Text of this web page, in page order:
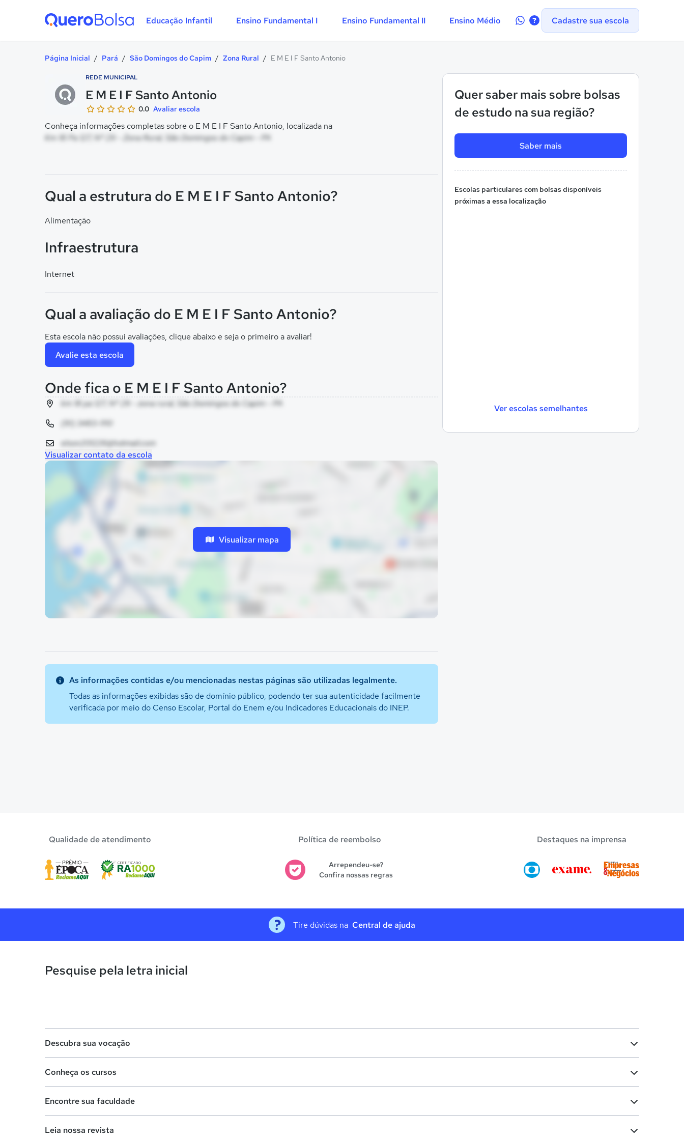
Educação Infantil Ensino Fundamental I Ensino Fundamental II Ensino Médio
Contate-Cadastre sua escola
Página Inicial / Pará / São Domingos do Capim / Zona Rural / E M E I F Santo Antonio
REDE MUNICIPAL
E M E I F Santo Antonio
0.0 Avaliar escola
Conheça informações completas sobre o E M E I F Santo Antonio, localizada na
Km 18 Pa 127, Nº 29 - Zona Rural, São Domingos do Capim - PA
Quer saber mais sobre bolsas
de estudo na sua região?
Saber mais
Escolas particulares com bolsas disponíveis
próximas a essa localização
Ver escolas semelhantes
Qual a estrutura do E M E I F Santo Antonio?
Alimentação
Infraestrutura
Internet
Qual a avaliação do E M E I F Santo Antonio?
Esta escola não possui avaliações, clique abaixo e seja o primeiro a avaliar!
Avalie esta escola
Onde fica o E M E I F Santo Antonio?
km 18 pa 127, Nº 29 - zona rural, São Domingos do Capim - PA
(91) 3483-1110
elson201226@hotmail.com
Visualizar contato da escola
Visualizar mapa
As informações contidas e/ou mencionadas nestas páginas são utilizadas legalmente.
Todas as informações exibidas são de domínio público, podendo ter sua autenticidade facilmente
verificada por meio do Censo Escolar, Portal do Enem e/ou Indicadores Educacionais do INEP.
Qualidade de atendimento Política de reembolso
Arrependeu-se?
Confira nossas regras
Destaques na imprensa
Tire dúvidas na Central de ajuda
Pesquise pela letra inicial
Descubra sua vocação
Lista de profissões
Conheça os cursos
Cursos de graduação
Encontre sua faculdade
Leia nossa revista